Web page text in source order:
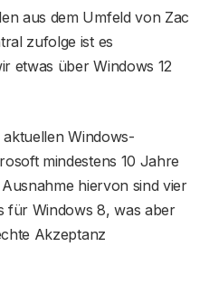
aus dem Umfeld von Zac
zufolge ist es
etwas über Windows 12
aktuellen Windows-
mindestens 10 Jahre
hiervon sind vier
für Windows 8, was aber
Akzeptanz